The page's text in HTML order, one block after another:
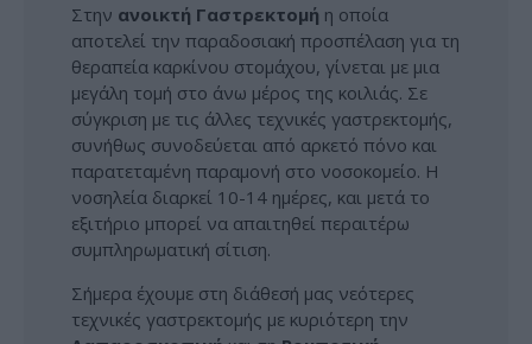
Στην ανοικτή Γαστρεκτομή η οποία
αποτελεί την παραδοσιακή προσπέλαση για τη
θεραπεία καρκίνου στομάχου, γίνεται με μια
μεγάλη τομή στο άνω μέρος της κοιλιάς. Σε
σύγκριση με τις άλλες τεχνικές γαστρεκτομής,
συνήθως συνοδεύεται από αρκετό πόνο και
παρατεταμένη παραμονή στο νοσοκομείο. Η
νοσηλεία διαρκεί 10-14 ημέρες, και μετά το
εξιτήριο μπορεί να απαιτηθεί περαιτέρω
συμπληρωματική σίτιση.
Σήμερα έχουμε στη διάθεσή μας νεότερες
τεχνικές γαστρεκτομής με κυριότερη την